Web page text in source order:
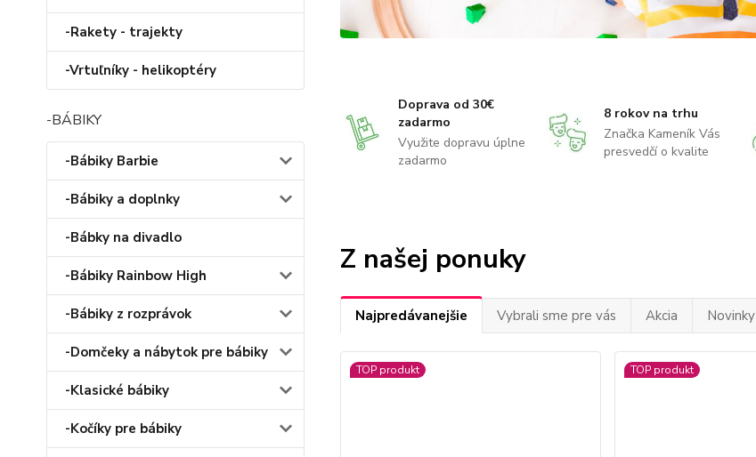
-Rakety - trajekty
-Vrtuľníky - helikoptéry
-BÁBIKY
-Bábiky Barbie
-Bábiky a doplnky
-Bábky na divadlo
-Bábiky Rainbow High
-Bábiky z rozprávok
-Domčeky a nábytok pre bábiky
-Klasické bábiky
-Kočíky pre bábiky
Doprava od 30€
zadarmo
Využite dopravu úplne
zadarmo
8 rokov na trhu
Značka Kameník Vás
presvedčí o kvalite
Z našej ponuky
Najpredávanejšie Vybrali sme pre vás Akcia Novinky
TOP produkt TOP produkt